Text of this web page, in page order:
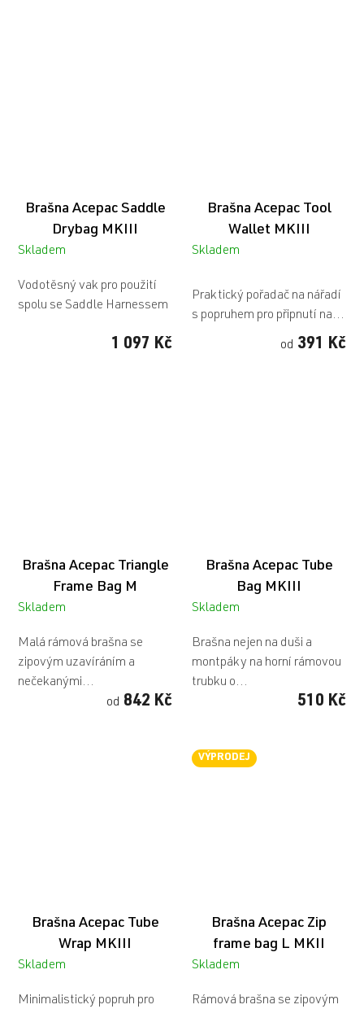
Brašna Acepac Saddle
Drybag MKIII
Skladem
1 097 Kč
Vodotěsný vak pro použití
spolu se Saddle Harnessem
Brašna Acepac Tool
Wallet MKIII
hodnocení
produktu
Skladem
od 391 Kč
Praktický pořadač na nářadí
s popruhem pro připnutí na...
Brašna Acepac Triangle
Frame Bag M
Skladem
od 842 Kč
Malá rámová brašna se
zipovým uzavíráním a
nečekanými...
Brašna Acepac Tube
Bag MKIII
Skladem
510 Kč
Brašna nejen na duši a
montpáky na horní rámovou
trubku o...
Brašna Acepac Tube
Wrap MKIII
Skladem
Minimalistický popruh pro
VÝPRODEJ
Brašna Acepac Zip
frame bag L MKII
Skladem
Rámová brašna se zipovým